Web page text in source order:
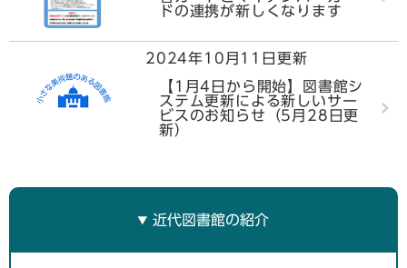
ドの連携が新しくなります
2024年10月11日更新
【1月4日から開始】図書館シ
ステム更新による新しいサー
ビスのお知らせ（5月28日更
新）
近代図書館の紹介